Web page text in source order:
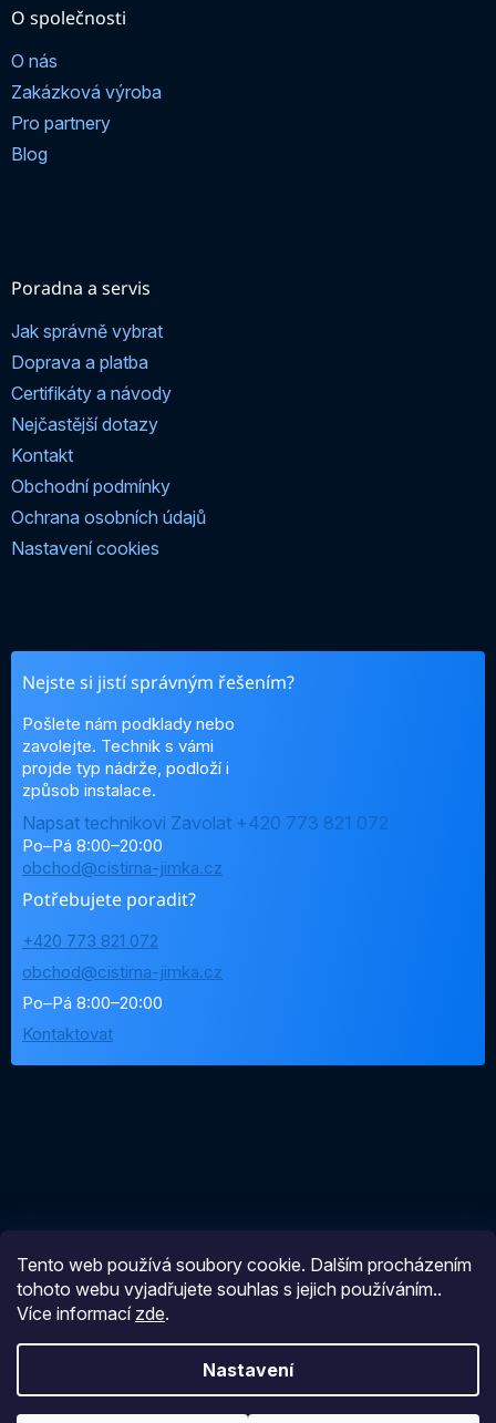
Tento web používá soubory cookie. Dalším procházením
tohoto webu vyjadřujete souhlas s jejich používáním..
Více informací zde.
Nastavení
O společnosti
O nás
Zakázková výroba
Pro partnery
Blog
Poradna a servis
Jak správně vybrat
Doprava a platba
Certifikáty a návody
Nejčastější dotazy
Kontakt
Obchodní podmínky
Ochrana osobních údajů
Nastavení cookies
Nejste si jistí správným řešením?
Pošlete nám podklady nebo
zavolejte. Technik s vámi
projde typ nádrže, podloží i
způsob instalace.
Napsat technikovi Zavolat +420 773 821 072
Po–Pá 8:00–20:00
obchod@cistirna-jimka.cz
Potřebujete poradit?
+420 773 821 072
obchod@cistirna-jimka.cz
Po–Pá 8:00–20:00
Kontaktovat
Vytvořil Shoptet